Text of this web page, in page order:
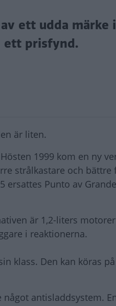
ett udda märke
ett prisfynd.
är liten.
1999 kom en ny
strålkastare och
Punto av
är 1,2-liters
i reaktionerna.
klass. Den kan köras
antisladdsystem.